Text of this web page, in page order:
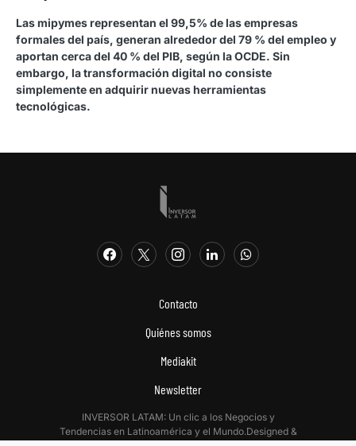
Las mipymes representan el 99,5% de las empresas
formales del país, generan alrededor del 79 % del empleo y
aportan cerca del 40 % del PIB, según la OCDE. Sin
embargo, la transformación digital no consiste
simplemente en adquirir nuevas herramientas
tecnológicas.
Contacto
Quiénes somos
Mediakit
Newsletter
INVERSOR LATAM: Un clic a los Negocios y
Tendencias en Latinoamérica y el Mundo.Designed &